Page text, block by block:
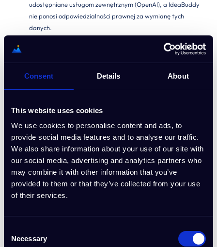
Consent Details About
This website uses cookies
We use cookies to personalise content and ads, to
provide social media features and to analyse our traffic.
We also share information about your use of our site with
our social media, advertising and analytics partners who
may combine it with other information that you’ve
provided to them or that they’ve collected from your use
of their services.
Selection
Necessary
udostępniane usługom zewnętrznym (OpenAI), a IdeaBuddy
nie ponosi odpowiedzialności prawnej za wymianę tych
danych.
5. Oświadczenia i gwarancje
użytkownika
Jesteś wyłącznie odpowiedzialny za swoje treści i
w inny sposób rozpowszechniania w ramach swojego konta lub
z niego. Z wyjątkiem postanowień niniejszych warunków, Deep
Blue Sea Studio nie wykorzysta żadnych treści w innych celach
niż świadczenie Usługi.
Przesyłając, przechowując, wysyłając lub w inny sposób
rozpowszechniając treści, oświadczasz, reprezentujesz i
zapewniasz, że:
treści i ich użycie nie naruszają i nie będą naruszać: (i)
towarowych, patentów, tajemnic handlowych, praw
innych praw własności intelektualnej lub praw własności,